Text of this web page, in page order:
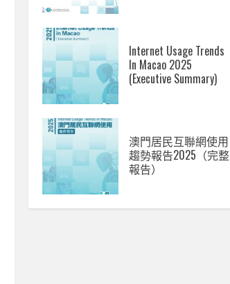
Internet Usage Trends
In Macao 2025
(Executive Summary)
澳門居民互聯網使用
趨勢報告2025（完整
報告）